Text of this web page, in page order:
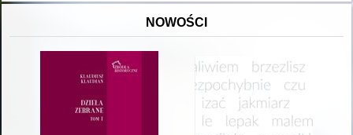
NOWOŚCI